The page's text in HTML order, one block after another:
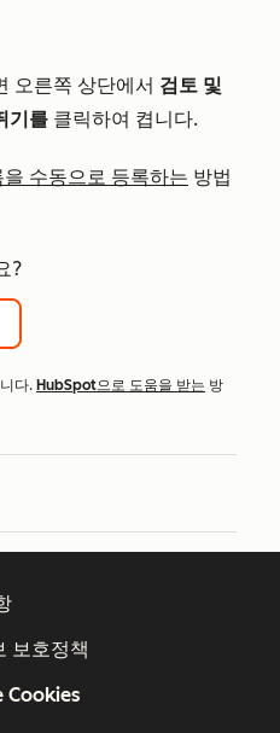
오른쪽 상단에서 검토 및
기를 클릭하여 켭니다.
수동으로 등록하는 방법
?
다. HubSpot으로 도움을 받는 방
보호정책
Cookies